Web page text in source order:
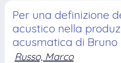
Per una definizione
acustico nella
acusmatica di Bruno
Russo, Marco